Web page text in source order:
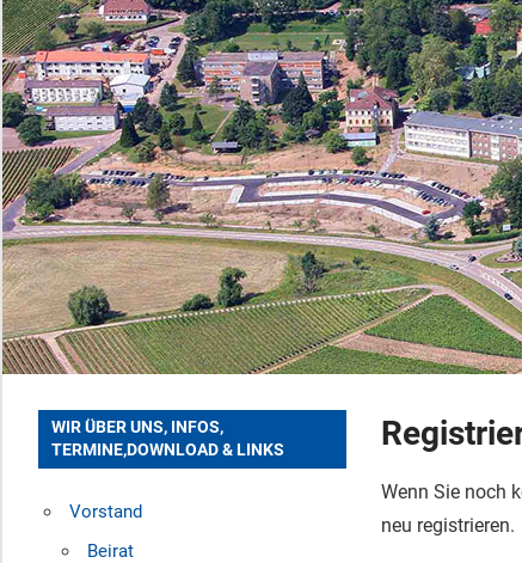
Wenn Sie noch
neu registrieren.
WIR ÜBER UNS, INFOS,
TERMINE,DOWNLOAD & LINKS
Vorstand
Beirat